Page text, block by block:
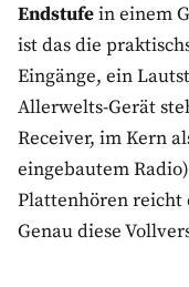
Endstufein einem
ist das die
Eingänge, ein
Allerwelts-Gerät
Receiver, im Kern
eingebautem
Plattenhören reicht
Genau diese